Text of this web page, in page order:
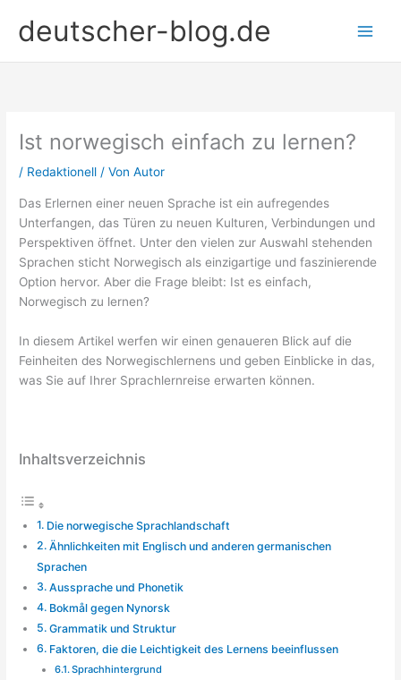
Inhaltdeutscher-blog.de
Ist norwegisch einfach zu lernen?
/ Redaktionell / VonAutor
Das Erlernen einer neuen Sprache ist ein aufregendes
Unterfangen, das Türen zu neuen Kulturen, Verbindungen und
Perspektiven öffnet. Unter den vielen zur Auswahl stehenden
Sprachen sticht Norwegisch als einzigartige und faszinierende
Option hervor. Aber die Frage bleibt: Ist es einfach,
Norwegisch zu lernen?
In diesem Artikel werfen wir einen genaueren Blick auf die
Feinheiten des Norwegischlernens und geben Einblicke in das,
was Sie auf Ihrer Sprachlernreise erwarten können.
Inhaltsverzeichnis
Die norwegische Sprachlandschaft
Ähnlichkeiten mit Englisch und anderen germanischen
Sprachen
Aussprache und Phonetik
Bokmål gegen Nynorsk
Grammatik und Struktur
Faktoren, die die Leichtigkeit des Lernens beeinflussen
Sprachhintergrund